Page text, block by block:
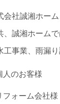
会社誠湘ホー
、誠湘ホーム
工事業、雨漏
人のお客様
フォーム会社様